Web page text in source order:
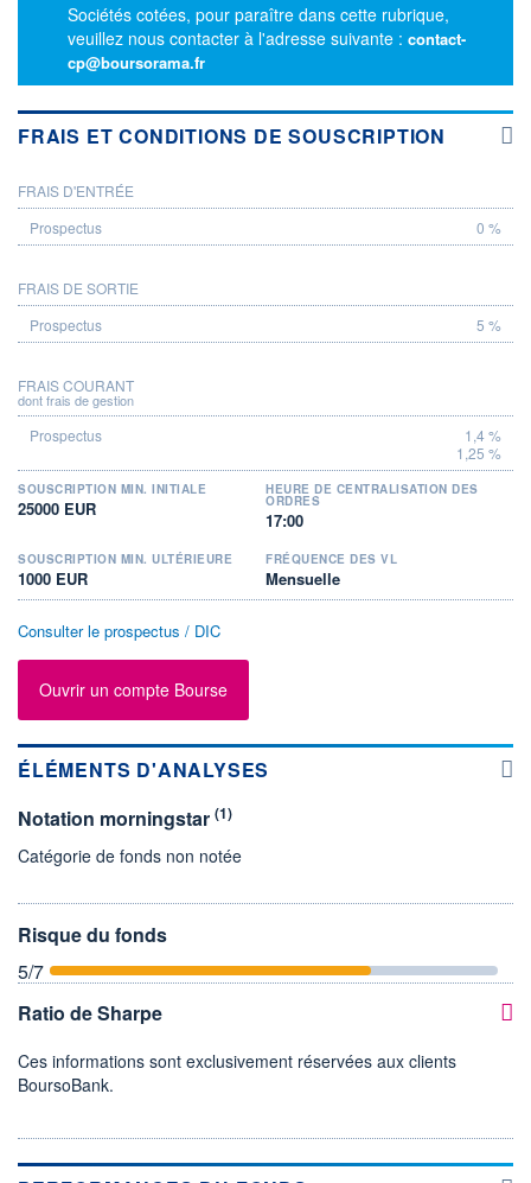
Sociétés cotées, pour paraître dans cette rubrique,
veuillez nous contacter à l'adresse suivante : contact-
cp@boursorama.fr
FRAIS ET CONDITIONS DE SOUSCRIPTION
PROSPECTUS
FRAIS D'ENTRÉE
0 %
FRAIS DE SORTIE
5 %
FRAIS COURANT
dont frais de gestion
1,4 %
1,25 %
SOUSCRIPTION MIN. INITIALE
25000 EUR
HEURE DE CENTRALISATION DES
ORDRES
17:00
SOUSCRIPTION MIN. ULTÉRIEURE
1000 EUR
FRÉQUENCE DES VL
Mensuelle
Consulter le prospectus / DIC
Ouvrir un compte Bourse
ÉLÉMENTS D'ANALYSES
Notation morningstar (1)
Catégorie de fonds non notée
Risque du fonds
5/7
Ratio de Sharpe
Ces informations sont exclusivement réservées aux clients
BoursoBank.